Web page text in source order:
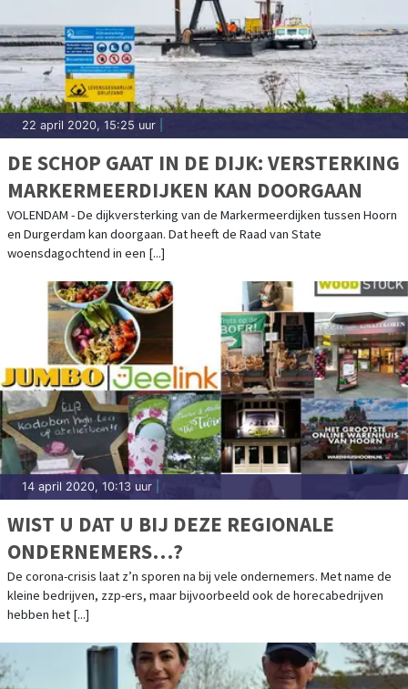
22 april 2020, 15:25 uur
DE SCHOP GAAT IN DE DIJK: VERSTERKING
MARKERMEERDIJKEN KAN DOORGAAN
VOLENDAM - De dijkversterking van de Markermeerdijken tussen Hoorn
en Durgerdam kan doorgaan. Dat heeft de Raad van State
woensdagochtend in een [...]
14 april 2020, 10:13 uur
WIST U DAT U BIJ DEZE REGIONALE
ONDERNEMERS…?
De corona-crisis laat z’n sporen na bij vele ondernemers. Met name de
kleine bedrijven, zzp-ers, maar bijvoorbeeld ook de horecabedrijven
hebben het [...]